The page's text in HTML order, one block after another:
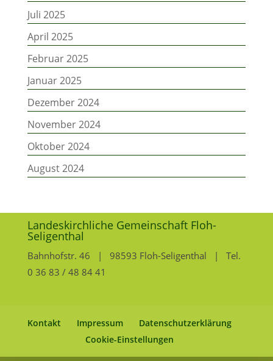
Juli 2025
April 2025
Februar 2025
Januar 2025
Dezember 2024
November 2024
Oktober 2024
August 2024
Landeskirchliche Gemeinschaft Floh-
Seligenthal
Bahnhofstr. 46 | 98593 Floh-Seligenthal | Tel.
0 36 83 / 48 84 41
Kontakt Impressum
Datenschutzerklärung
Cookie-Einstellungen